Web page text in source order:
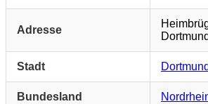
Adresse
Stadt Dortmund
Bundesland